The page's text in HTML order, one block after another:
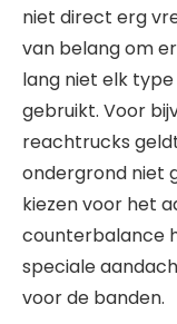
niet direct erg
van belang om
lang niet elk
gebruikt. Voor
reachtrucks
ondergrond niet
kiezen voor het
counterbalance
speciale
voor de banden.